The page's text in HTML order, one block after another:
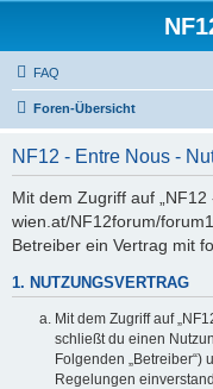
FAQ
Foren-Übersicht
NF12 - Entre Nous -
Mit dem Zugriff auf „NF12
wien.at/NF12forum/
Betreiber ein Vertrag mit
1. NUTZUNGSVERTRAG
Mit dem Zugriff auf
schließt du einen
Folgenden „Betreiber“)
Regelungen